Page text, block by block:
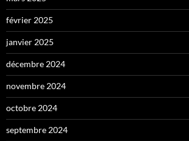
février 2025
janvier 2025
décembre 2024
novembre 2024
octobre 2024
septembre 2024